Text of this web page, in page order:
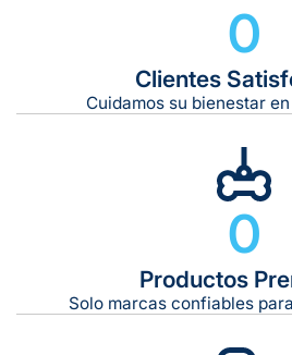
Tiempo de entrega estimado:
Gratis en compras de $599 o
0
Clientes
Cuidamos su bienestar
0
Productos
Solo marcas confiables